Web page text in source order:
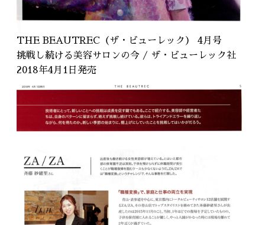
THE BEAUTREC（ザ・ビューレック） 4月号
挑戦し続ける美容サロンの今 / ザ・ビューレック社
2018年4月1日発売